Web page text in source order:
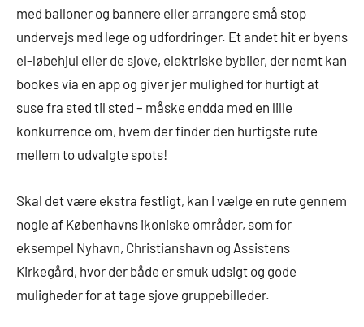
med balloner og bannere eller arrangere små stop
undervejs med lege og udfordringer. Et andet hit er byens
el-løbehjul eller de sjove, elektriske bybiler, der nemt kan
bookes via en app og giver jer mulighed for hurtigt at
suse fra sted til sted – måske endda med en lille
konkurrence om, hvem der finder den hurtigste rute
mellem to udvalgte spots!
Skal det være ekstra festligt, kan I vælge en rute gennem
nogle af Københavns ikoniske områder, som for
eksempel Nyhavn, Christianshavn og Assistens
Kirkegård, hvor der både er smuk udsigt og gode
muligheder for at tage sjove gruppebilleder.